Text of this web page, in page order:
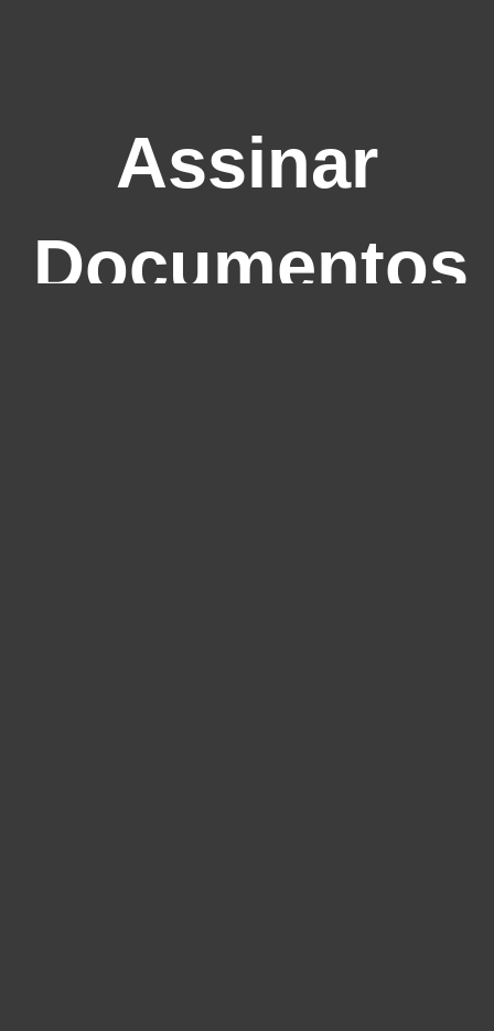
Assinar
Documentos